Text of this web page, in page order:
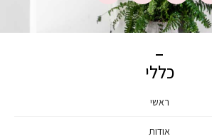
כללי
ראשי
אודות